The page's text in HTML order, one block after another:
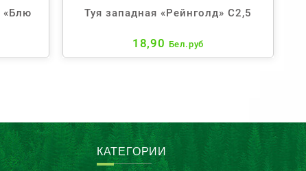
«Блю
Туя западная «Рейнголд» С2,5
18,90 Бел.руб
КАТЕГОРИИ